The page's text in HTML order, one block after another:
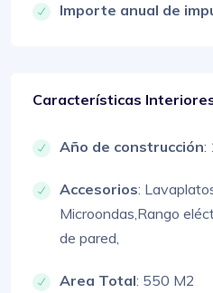
Importe anual de
Características
Año de construcción:
Accesorios:
Microondas,Rango
de pared,
Area Total: 550 M2